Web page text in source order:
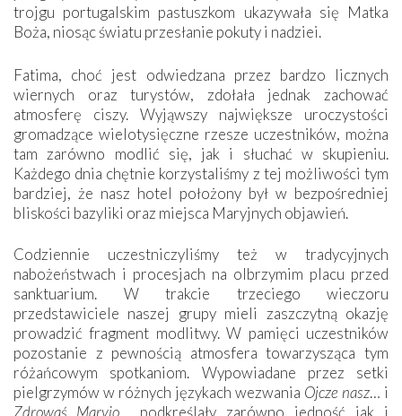
trojgu portugalskim pastuszkom ukazywała się Matka
Boża, niosąc światu przesłanie pokuty i nadziei.
Fatima, choć jest odwiedzana przez bardzo licznych
wiernych oraz turystów, zdołała jednak zachować
atmosferę ciszy. Wyjąwszy największe uroczystości
gromadzące wielotysięczne rzesze uczestników, można
tam zarówno modlić się, jak i słuchać w skupieniu.
Każdego dnia chętnie korzystaliśmy z tej możliwości tym
bardziej, że nasz hotel położony był w bezpośredniej
bliskości bazyliki oraz miejsca Maryjnych objawień.
Codziennie uczestniczyliśmy też w tradycyjnych
nabożeństwach i procesjach na olbrzymim placu przed
sanktuarium. W trakcie trzeciego wieczoru
przedstawiciele naszej grupy mieli zaszczytną okazję
prowadzić fragment modlitwy. W pamięci uczestników
pozostanie z pewnością atmosfera towarzysząca tym
różańcowym spotkaniom. Wypowiadane przez setki
pielgrzymów w różnych językach wezwania Ojcze nasz… i
Zdrowaś Maryjo … podkreślały zarówno jedność jak i